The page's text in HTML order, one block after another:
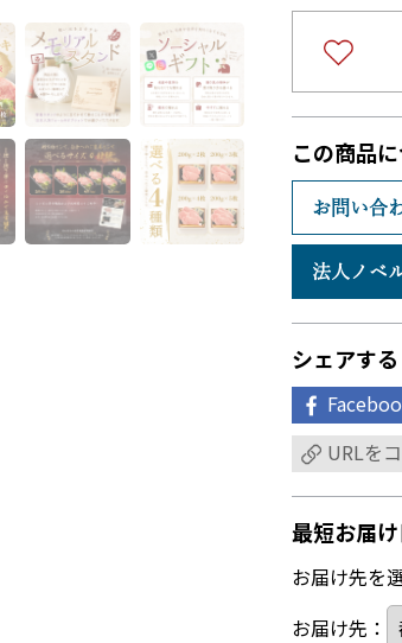
この商品
お問い合
法人ノベ
シェアする
URLを
最短お届
お届け先を
お届け先：